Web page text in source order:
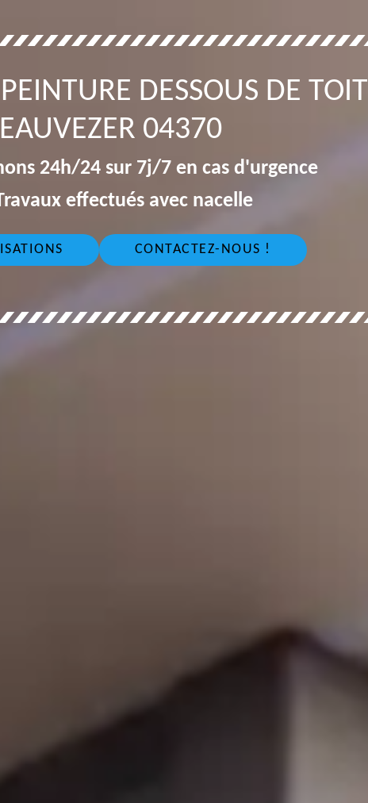
DESSOUS DE TOIT
04370
24h/24 sur 7j/7 en cas d'urgence
effectués avec nacelle
CONTACTEZ-NOUS !